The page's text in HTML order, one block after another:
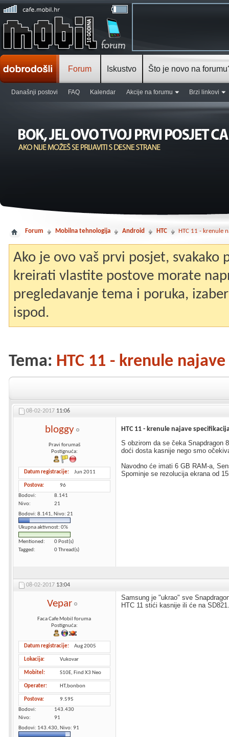
Forum
Današnji postovi FAQ Kalendar Akcije na forumu Brzi linkovi
Iskustvo Što je novo na
Forum Mobilna tehnologija Android HTC HTC 11 - krenule
Ako je ovo vaš prvi posjet, svakako
kreirati vlastite postove morate
pregledavanje tema i poruka,
ispod.
Tema: HTC 11 - krenule
08-02-2017 11:06
bloggy
Pravi forumaš
Postignuća:
Datum registracije Jun 2011
Postova
96
Bodovi
8.141
Nivo
21
Bodovi: 8.141, Nivo: 21
Ukupna aktivnost: 0%
Mentioned
0 Post(s)
Tagged
0 Thread(s)
HTC 11 - krenule najave
S obzirom da se čeka Snapdragon
doći dosta kasnije nego smo
Navodno će imati 6 GB RAM-a,
Spominje se rezolucija ekrana od
08-02-2017 13:04
Vepar
Faca Cafe Mobil foruma
Postignuća:
Datum registracije Aug 2005
Lokacija Vukovar
Mobitel S10E, Find X3 Neo
Operater HT,bonbon
Postova
9.595
Bodovi
143.430
Nivo
91
Bodovi: 143.430, Nivo: 91
Samsung je "ukrao" sve
HTC 11 stići kasnije ili će na